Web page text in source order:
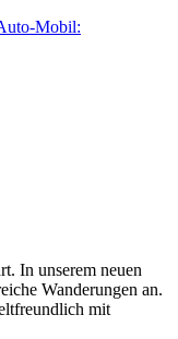
Mobil:
In unserem neuen
Wanderungen an.
mit